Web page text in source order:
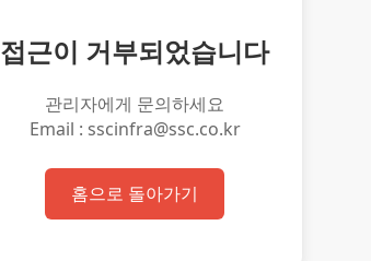
접근이 거부되었습니다
관리자에게 문의하세요
Email : sscinfra@ssc.co.kr
홈으로 돌아가기